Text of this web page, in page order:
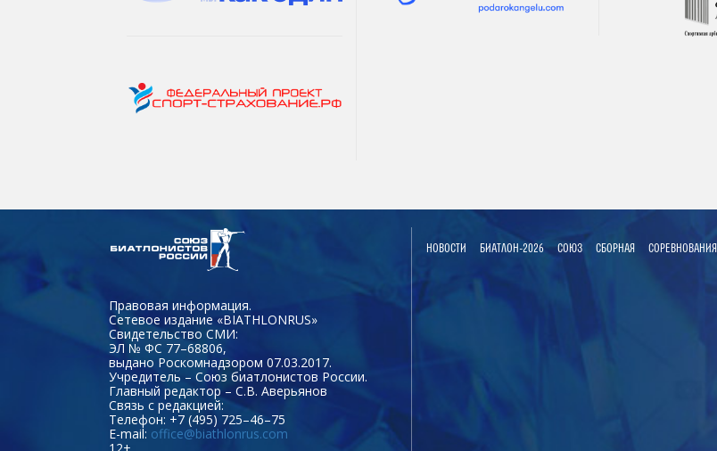
Правовая информация.
Сетевое издание «BIATHLONRUS»
Свидетельство СМИ:
ЭЛ № ФС 77–68806,
выдано Роскомнадзором 07.03.2017.
Учредитель – Союз биатлонистов России.
Главный редактор – С.В. Аверьянов
Связь с редакцией:
Телефон: +7 (495) 725–46–75
E-mail: office@biathlonrus.com
НОВОСТИ БИАТЛОН-2026 СОЮЗ СБОРНАЯ СОРЕВНОВАНИЯ